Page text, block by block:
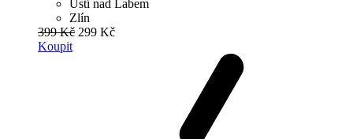
Ústí nad Labem
Zlín
399 Kč 299 Kč
Koupit